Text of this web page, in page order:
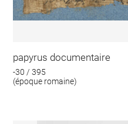
papyrus documentaire
-30 / 395
(époque romaine)